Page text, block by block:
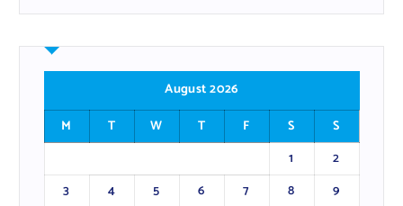
August 2026
M
T W T F S
S
1
2
3
4 5 6 7 8
9